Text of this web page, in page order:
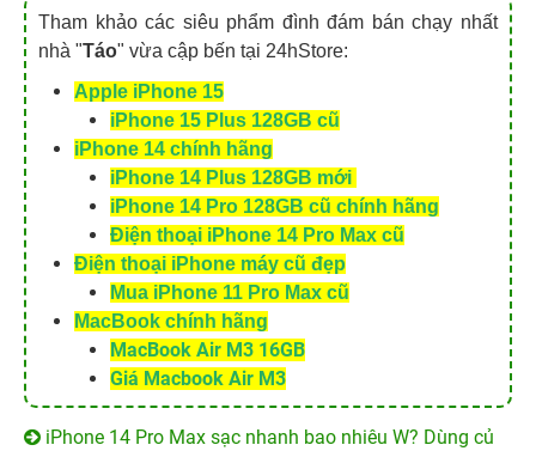
Tham khảo các siêu phẩm đình đám bán chạy nhất
nhà "Táo" vừa cập bến tại 24hStore:
Apple iPhone 15
iPhone 15 Plus 128GB cũ
iPhone 14 chính hãng
iPhone 14 Plus 128GB mới
iPhone 14 Pro 128GB cũ chính hãng
Điện thoại iPhone 14 Pro Max cũ
Điện thoại iPhone máy cũ đẹp
Mua iPhone 11 Pro Max cũ
MacBook chính hãng
MacBook Air M3 16GB
Giá Macbook Air M3
iPhone 14 Pro Max sạc nhanh bao nhiêu W? Dùng củ